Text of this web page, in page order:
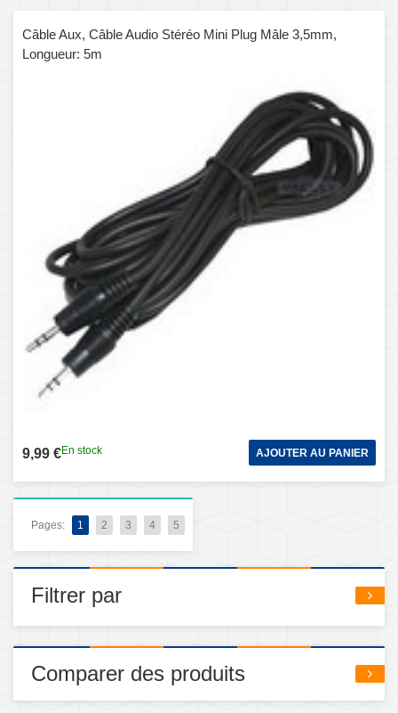
Câble Aux, Câble Audio Stéréo Mini Plug Mâle 3,5mm,
Longueur: 5m
9,99 €En stock AJOUTER AU PANIER
Pages: 1 2 3 4 5
Filtrer par
Comparer des produits